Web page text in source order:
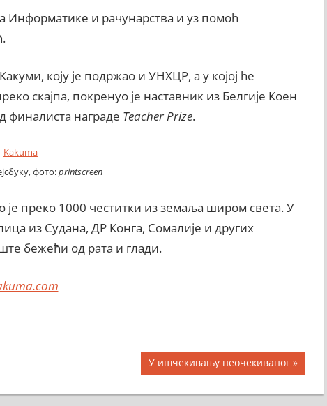
Информатике и рачунарства и уз помоћ
коју је подржао и УНХЦР, а у којој ће
скајпа, покренуо је наставник из Белгије Коен
финалиста награде Teacher Prize.
фото:printscreen
преко 1000 честитки из земаља широм света. У
из Судана, ДР Конга, Сомалије и других
бежећи од рата и глади.
Next
Post:
У ишчекивању неочекиваног